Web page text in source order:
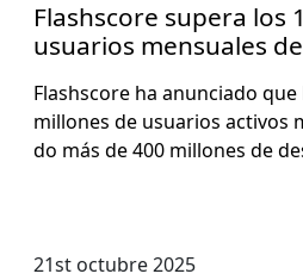
Flashscore supera los
usuarios mensuales
Flash­score ha anun­ci­a­do
mil­lones de usuar­ios activos
do más de 400 mil­lones de
21st octubre 2025